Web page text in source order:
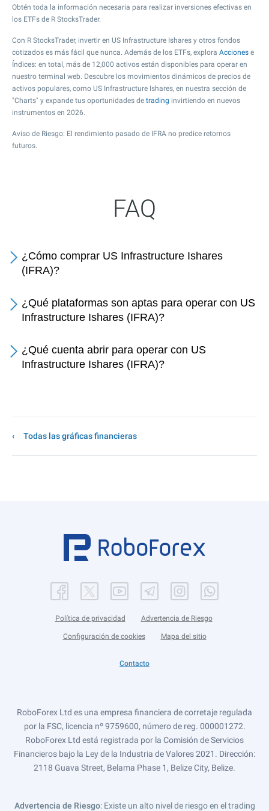
Obtén toda la información necesaria para realizar inversiones efectivas en
los ETFs de R StocksTrader.
Con R StocksTrader, invertir en US Infrastructure Ishares y otros fondos
cotizados es más fácil que nunca. Además de los ETFs, explora Acciones e
Índices: en total, más de 12,000 activos están disponibles para operar en
nuestro terminal web. Descubre los movimientos dinámicos de precios de
activos populares, como US Infrastructure Ishares, en nuestra sección de
"Charts" y expande tus oportunidades de trading invirtiendo en nuevos
instrumentos en 2026.
Aviso de Riesgo: El rendimiento pasado de IFRA no predice retornos
futuros.
FAQ
¿Cómo comprar US Infrastructure Ishares
(IFRA)?
¿Qué plataformas son aptas para operar con US
Infrastructure Ishares (IFRA)?
¿Qué cuenta abrir para operar con US
Infrastructure Ishares (IFRA)?
Todas las gráficas financieras
Política de privacidad Advertencia de Riesgo
Configuración de cookies Mapa del sitio
Contacto
RoboForex Ltd es una empresa financiera de corretaje regulada
por la FSC, licencia nº 9759600, número de reg. 000001272.
RoboForex Ltd está registrada por la Comisión de Servicios
Financieros bajo la Ley de la Industria de Valores 2021. Dirección:
2118 Guava Street, Belama Phase 1, Belize City, Belize.
Advertencia de Riesgo: Existe un alto nivel de riesgo en el trading